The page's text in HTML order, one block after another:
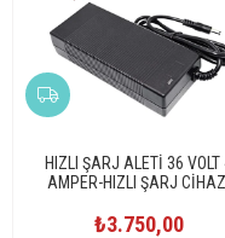
HIZLI ŞARJ ALETİ 36 VOLT
AMPER-HIZLI ŞARJ CİHAZI
₺3.750,00